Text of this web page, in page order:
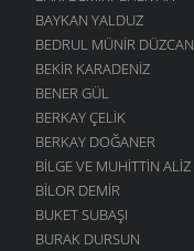
BAYKAN YALDUZ
BEDRUL MÜNIR DÜZCAN
BEKIR KARADENIZ
BENER GÜL
BERKAY ÇELIK
BERKAY DOĞANER
BILGE VE MUHITTIN ALIZ
BILOR DEMIR
BUKET SUBAŞI
BURAK DURSUN